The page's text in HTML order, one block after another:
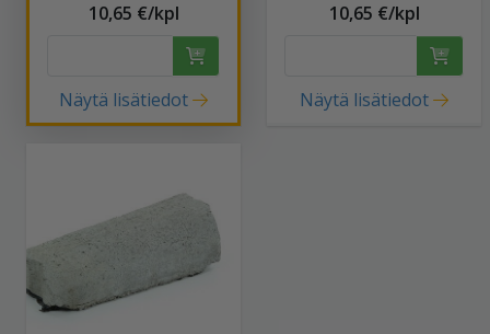
10,65 €/kpl
Näytä lisätiedot
10,65 €/kpl
Näytä lisätiedot